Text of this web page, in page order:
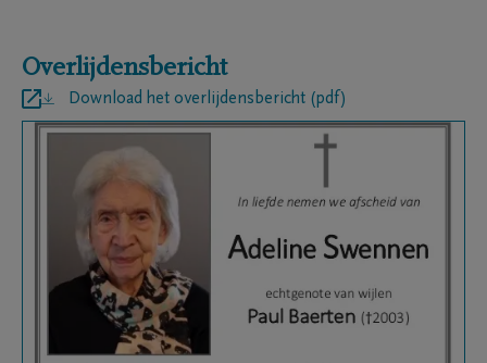
Overlijdensbericht
Download het overlijdensbericht (pdf)